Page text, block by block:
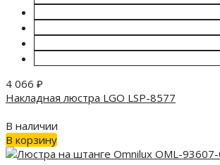
4 066 ₽
Накладная люстра LGO LSP-8577
В наличии
В корзину